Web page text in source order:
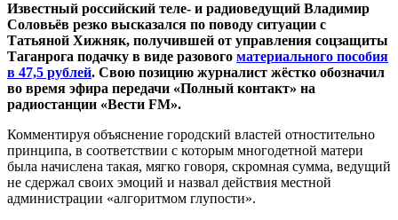
Известный российский теле- и радиоведущий Владимир
Соловьёв резко высказался по поводу ситуации с
Татьяной Хижняк, получившей от управления соцзащиты
Таганрога подачку в виде разового материального пособия
в 47,5 рублей. Свою позицию журналист жёстко обозначил
во время эфира передачи «Полный контакт» на
радиостанции «Вести FM».
Комментируя объяснение городский властей отностительно
принципа, в соответствии с которым многодетной матери
была начислена такая, мягко говоря, скромная сумма, ведущий
не сдержал своих эмоций и назвал действия местной
администрации «алгоритмом глупости».